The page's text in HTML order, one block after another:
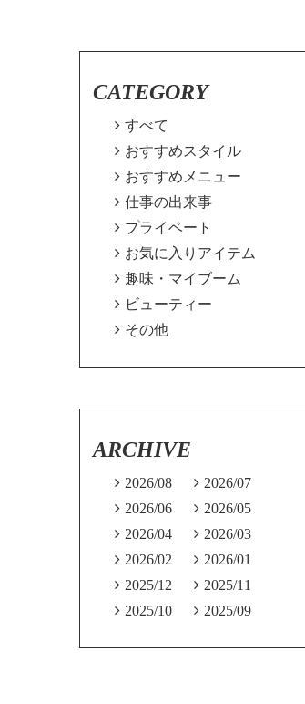
CATEGORY
 すべて
 おすすめスタイル
 おすすめメニュー
 仕事の出来事
 プライベート
 お気に入りアイテム
 趣味・マイブーム
 ビューティー
 その他
ARCHIVE
 2026/08  2026/07
 2026/06  2026/05
 2026/04  2026/03
 2026/02  2026/01
 2025/12  2025/11
 2025/10  2025/09